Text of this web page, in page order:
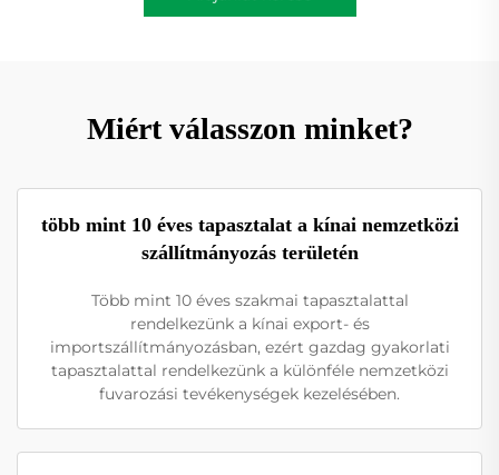
Miért válasszon minket?
több mint 10 éves tapasztalat a kínai nemzetközi
szállítmányozás területén
Több mint 10 éves szakmai tapasztalattal
rendelkezünk a kínai export- és
importszállítmányozásban, ezért gazdag gyakorlati
tapasztalattal rendelkezünk a különféle nemzetközi
fuvarozási tevékenységek kezelésében.